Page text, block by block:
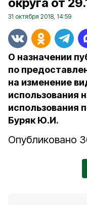
31 октября 2018, 14:59
О назначении
по
на изменение
использования
использования
Буряк Ю.И.
Опубликовано